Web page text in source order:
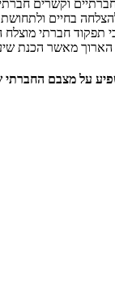
וקשרים
בחיים
תפקוד חברתי מוצלח
הארוך מאשר הכנת
על מצבם החברתי